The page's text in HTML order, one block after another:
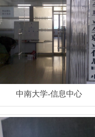
中南大学-信息中心